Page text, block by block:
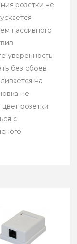
розетки не
пассивного
уверенность
без сбоев.
на
не
розетки
с